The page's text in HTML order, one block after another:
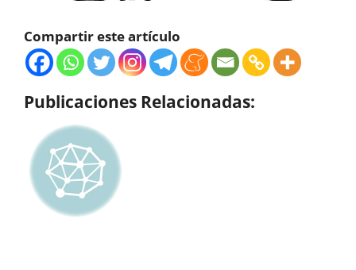
Compartir este artículo
Publicaciones Relacionadas: